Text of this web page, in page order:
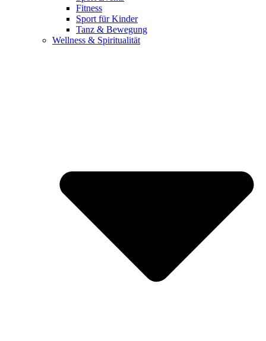
Fitness
Sport für Kinder
Tanz & Bewegung
Wellness & Spiritualität